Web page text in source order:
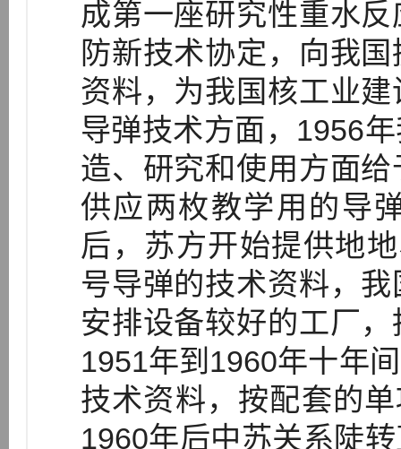
成第一座研究性重水
防新技术协定，向我
资料，为我国核工业
导弹技术方面，1956
造、研究和使用方面
供应两枚教学用的导
后，苏方开始提供地
号导弹的技术资料，
安排设备较好的工厂
1951年到1960年十年
技术资料，按配套的
1960年后中苏关系陡